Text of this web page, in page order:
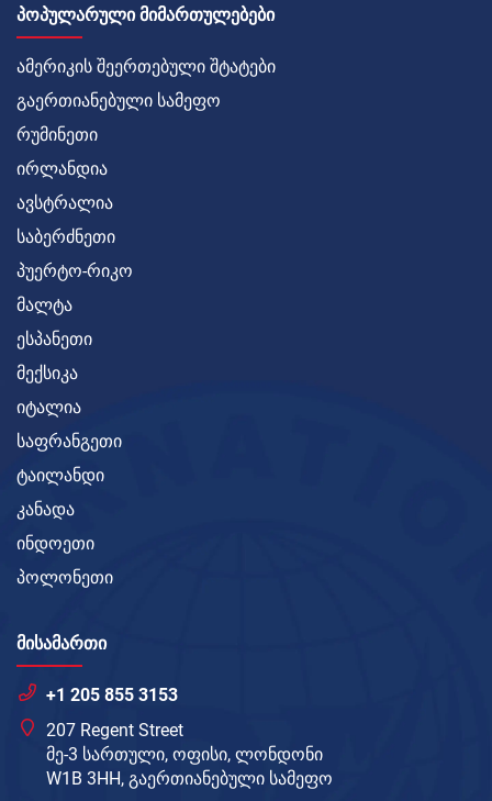
ᲞᲝᲞᲣᲚᲐᲠᲣᲚᲘ ᲛᲘᲛᲐᲠᲗᲣᲚᲔᲑᲔᲑᲘ
ამერიკის შეერთებული შტატები
გაერთიანებული სამეფო
რუმინეთი
ირლანდია
ავსტრალია
საბერძნეთი
პუერტო-რიკო
მალტა
ესპანეთი
მექსიკა
იტალია
საფრანგეთი
ტაილანდი
კანადა
ინდოეთი
პოლონეთი
ᲛᲘᲡᲐᲛᲐᲠᲗᲘ
+1 205 855 3153
207 Regent Street
მე-3 სართული, ოფისი, ლონდონი
W1B 3HH, გაერთიანებული სამეფო